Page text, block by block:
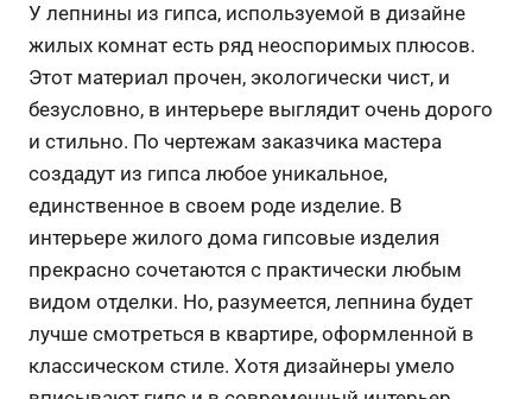
У лепнины из гипса, используемой в дизайне
жилых комнат есть ряд неоспоримых плюсов.
Этот материал прочен, экологически чист, и
безусловно, в интерьере выглядит очень дорого
и стильно. По чертежам заказчика мастера
создадут из гипса любое уникальное,
единственное в своем роде изделие. В
интерьере жилого дома гипсовые изделия
прекрасно сочетаются с практически любым
видом отделки. Но, разумеется, лепнина будет
лучше смотреться в квартире, оформленной в
классическом стиле. Хотя дизайнеры умело